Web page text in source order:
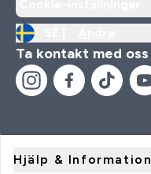
Ta kontakt med oss
Hjälp & Information